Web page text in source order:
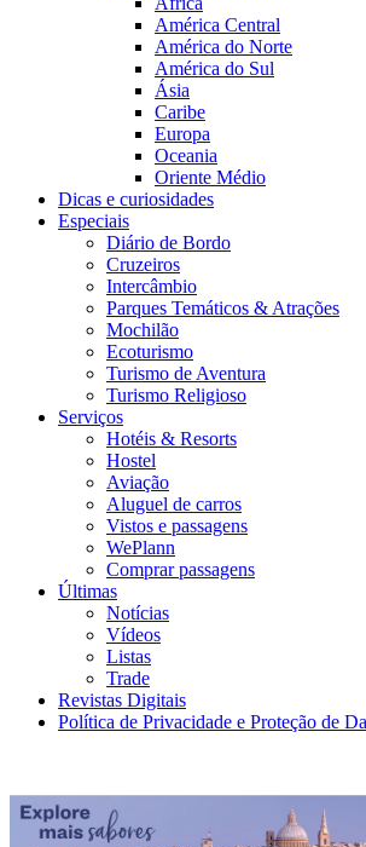
América Central
América do Norte
América do Sul
Ásia
Caribe
Europa
Oceania
Oriente Médio
Dicas e curiosidades
Especiais
Diário de Bordo
Cruzeiros
Intercâmbio
Parques Temáticos & Atrações
Mochilão
Ecoturismo
Turismo de Aventura
Turismo Religioso
Serviços
Hotéis & Resorts
Hostel
Aviação
Aluguel de carros
Vistos e passagens
WePlann
Comprar passagens
Últimas
Notícias
Vídeos
Listas
Trade
Revistas Digitais
Política de Privacidade e Proteção de